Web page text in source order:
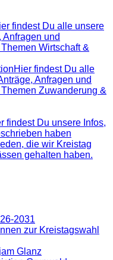
findest Du alle unsere
Anfragen und
Wirtschaft &
Hier findest Du alle
Anfragen und
Zuwanderung &
findest Du unsere Infos,
haben
die wir Kreistag
gehalten haben.
2031
zur Kreistagswahl
Glanz